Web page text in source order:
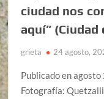
ciudad nos
aquí” (Ciudad
grieta 24 agosto,
Publicado en
Fotografía: